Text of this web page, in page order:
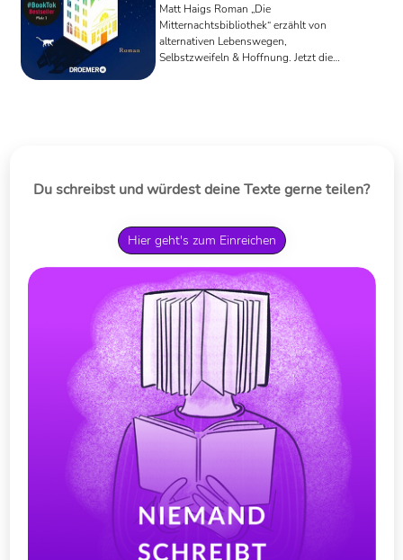
Matt Haigs Roman „Die
Mitternachtsbibliothek“ erzählt von
alternativen Lebenswegen,
Selbstzweifeln & Hoffnung. Jetzt die
Du schreibst und würdest deine Texte gerne teilen?
Hier geht's zum Einreichen